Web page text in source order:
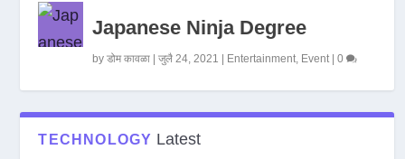
Japanese Ninja Degree
byडोम कावळा |जुलै 24, 2021 Entertainment, Event|0
TECHNOLOGY Latest